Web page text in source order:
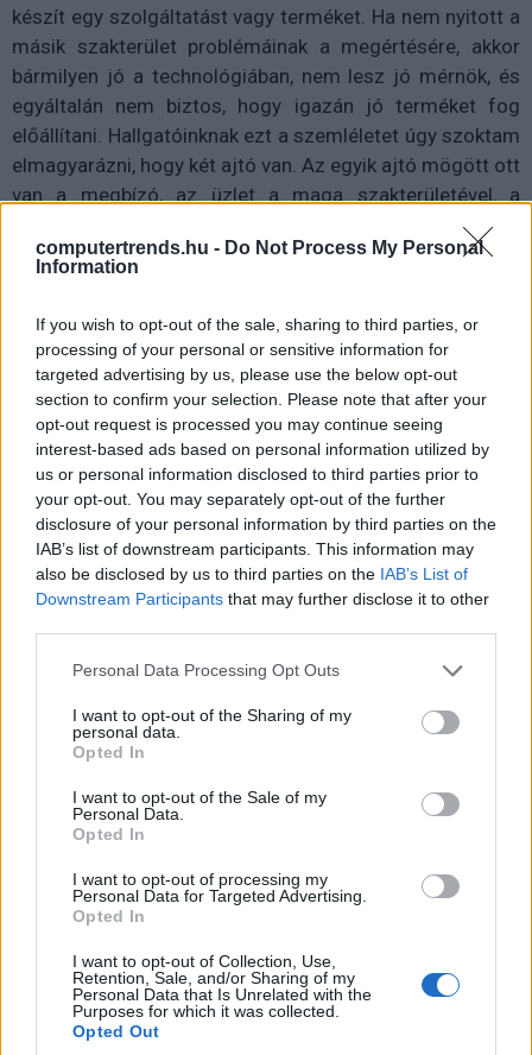
computertrends.hu - Do Not Process My Personal
Information
If you wish to opt-out of the sale, sharing to third parties, or
processing of your personal or sensitive information for
targeted advertising by us, please use the below opt-out
section to confirm your selection. Please note that after your
opt-out request is processed you may continue seeing
interest-based ads based on personal information utilized by
us or personal information disclosed to third parties prior to
your opt-out. You may separately opt-out of the further
disclosure of your personal information by third parties on the
IAB’s list of downstream participants. This information may
also be disclosed by us to third parties on the IAB’s List of
Downstream Participants that may further disclose it to other
Please note that this website/app uses one or more Google
not limited to your visit or usage behaviour. You may click to
grant or deny consent to Google and its third-party tags to
use your data for below specified purposes in below Google
consent section.
Personal Data Processing Opt Outs
I want to opt-out of the Sharing of my
personal data.
Opted In
I want to opt-out of the Sale of my
Personal Data.
Opted In
I want to opt-out of processing my
Personal Data for Targeted Advertising.
Opted In
I want to opt-out of Collection, Use,
Retention, Sale, and/or Sharing of my
Personal Data that Is Unrelated with the
Purposes for which it was collected.
Opted Out
készít egy szolgáltatást vagy terméket. Ha nem nyitott a
másik szakterület problémáinak a megértésére, akkor
bármilyen jó a technológiában, nem lesz jó mérnök, és
egyáltalán nem biztos, hogy igazán jó terméket fog
előállítani. Hallgatóinknak ezt a szemléletet úgy szoktam
elmagyarázni, hogy két ajtó van. Az egyik ajtó mögött ott
van a megbízó, az üzlet a maga szakterületével, a
másiknál pedig a mérnöki csapatod. A te feladatot, hogy
ide-oda rohangálj a két ajtó között. Ha csak a mérnöki
oldal mit szeretne.
Diákok a munkaerőpiacon: Így formálják a 2026-os
trendeket a fiatalok elvárásai (X)
A diákoknak már nem elég a magas órabér,
rugalmasságot is várnak.
Címkék: #projektalapú oktatás
#kovács katalin
Hozzászólások